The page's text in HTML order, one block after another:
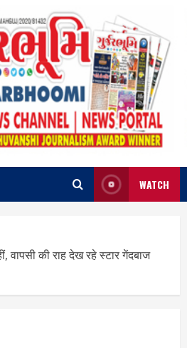
WATCH
वापसी की राह देख रहे स्टार गेंदबाज